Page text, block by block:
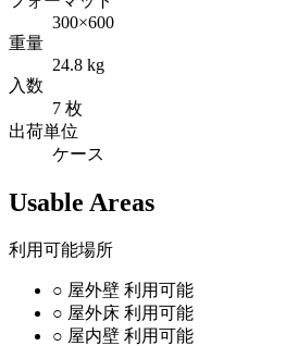
300×600
重量
24.8 kg
入数
7 枚
出荷単位
ケース
Usable Areas
利用可能場所
○ 屋外壁 利用可能
○ 屋外床 利用可能
○ 屋内壁 利用可能